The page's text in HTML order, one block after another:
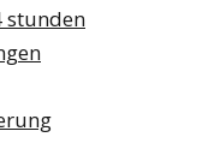
stunden